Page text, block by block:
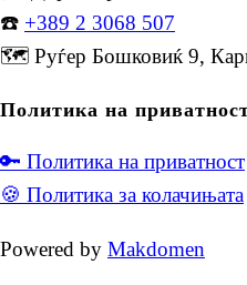
☎️ +389 2 3068 507
🗺️ Руѓер Бошковиќ 9,
Политика на
🔑 Политика на приватност
🍪 Политика за колачињата
Powered by Makdomen